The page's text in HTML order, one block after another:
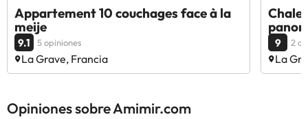
Appartement 10 couchages face à la
meije
9.1 5 opiniones
La Grave, Francia
9 2
La
Opiniones sobre Amimir.com